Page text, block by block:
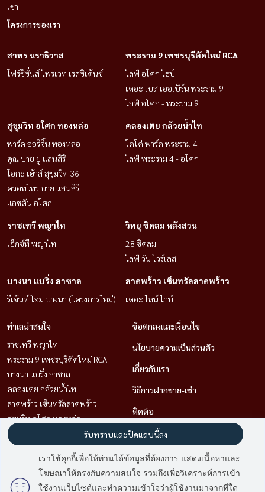
เช่า
โครงการของเรา
สาทร นราธิวาส
โฟร์ซีซั่นส์ ไพรเวท เรสซิเด้นซ์
พระราม 9 เพชรบุรีตัดใหม่ RCA
ไลฟ์ อโศก ไฮป์
เดอะ เบส เออเบิร์น พระราม 9
ไลฟ์ อโศก - พระราม 9
สุขุมวิท อโศก ทองหล่อ
พาร์ค ออริจิ้น ทองหล่อ
คุณ บาย ยู แสนสิริ
โอกะ เฮ้าส์ สุขุมวิท 36
ควอทโทร บาย แสนสิริ
แอชตัน อโศก
คลองเตย กล้วยน้ำไท
โคโค่ พาร์ค พระราม 4
ไลฟ์ พระราม 4 - อโศก
ราชเทวี พญาไท
เอ็กซ์ที พญาไท
วิทยุ ชิดลม หลังสวน
28 ชิดลม
ไลฟ์ วัน ไวร์เลส
บางนา แบริ่ง ลาซาล
รีเจ้นท์ โฮม บางนา (โครงการใหม่)
ลาดพร้าว เซ็นทรัลลาดพร้าว
เดอะ ไลน์ ไวบ์
ทำเลน่าสนใจ
ราชเทวี พญาไท
พระราม 9 เพชรบุรีตัดใหม่ RCA
บางนา แบริ่ง ลาซาล
คลองเตย กล้วยน้ำไท
ลาดพร้าว เซ็นทรัลลาดพร้าว
สุขุมวิท อโศก ทองหล่อ
สาทร นราธิวาส
วิทยุ ชิดลม หลังสวน
ข้อตกลงและเงื่อนไข
นโยบายความเป็นส่วนตัว
เกี่ยวกับเรา
วิธีการฝากขาย-เช่า
ติดต่อ
Power byLivinginsider.com
เราใช้คุกกี้เพื่อให้ท่านได้ข้อมูลที่ต้องการ แสดงเนื้อหาและ
โฆษณาให้ตรงกับความสนใจ รวมถึงเพื่อวิเคราะห์การเข้า
ใช้งานเว็บไซต์และทำความเข้าใจว่าผู้ใช้งานมาจากที่ใด
รับทราบและปิดแถบนี้ลง